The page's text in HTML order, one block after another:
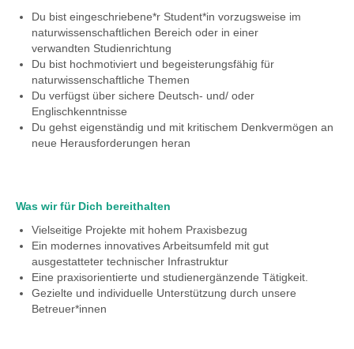
Du bist eingeschriebene*r Student*in vorzugsweise im
naturwissenschaftlichen Bereich oder in einer
verwandten Studienrichtung
Du bist hochmotiviert und begeisterungsfähig für
naturwissenschaftliche Themen
Du verfügst über sichere Deutsch- und/ oder
Englischkenntnisse
Du gehst eigenständig und mit kritischem Denkvermögen an
neue Herausforderungen heran
Was wir für Dich bereithalten
Vielseitige Projekte mit hohem Praxisbezug
Ein modernes innovatives Arbeitsumfeld mit gut
ausgestatteter technischer Infrastruktur
Eine praxisorientierte und studienergänzende Tätigkeit.
Gezielte und individuelle Unterstützung durch unsere
Betreuer*innen